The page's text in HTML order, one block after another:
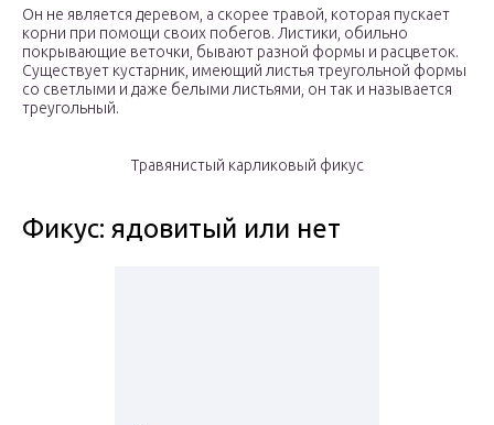
Он не является деревом, а скорее травой, которая пускает
корни при помощи своих побегов. Листики, обильно
покрывающие веточки, бывают разной формы и расцветок.
Существует кустарник, имеющий листья треугольной формы
со светлыми и даже белыми листьями, он так и называется
треугольный.
Травянистый карликовый фикус
Фикус: ядовитый или нет